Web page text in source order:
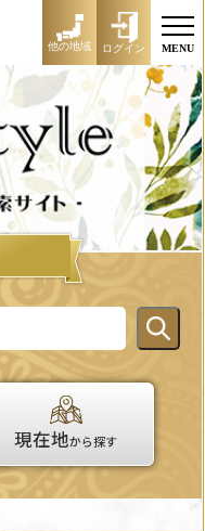
他の地域 ログイン MENU
現在地から探す